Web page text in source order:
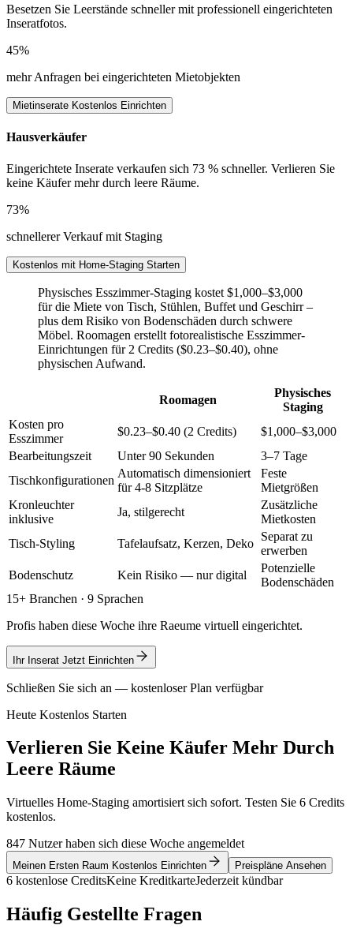
Besetzen Sie Leerstände schneller mit professionell eingerichteten
Inseratfotos.
45%
mehr Anfragen bei eingerichteten Mietobjekten
Mietinserate Kostenlos Einrichten
Hausverkäufer
Eingerichtete Inserate verkaufen sich 73 % schneller. Verlieren Sie
keine Käufer mehr durch leere Räume.
73%
schnellerer Verkauf mit Staging
Kostenlos mit Home-Staging Starten
Physisches Esszimmer-Staging kostet $1,000–$3,000
für die Miete von Tisch, Stühlen, Buffet und Geschirr –
plus dem Risiko von Bodenschäden durch schwere
Möbel. Roomagen erstellt fotorealistische Esszimmer-
Einrichtungen für 2 Credits ($0.23–$0.40), ohne
physischen Aufwand.
Roomagen
Physisches
Staging
Kosten pro
Esszimmer
$0.23–$0.40 (2 Credits)
$1,000–$3,000
Bearbeitungszeit
Unter 90 Sekunden
3–7 Tage
Tischkonfigurationen
Automatisch dimensioniert
für 4-8 Sitzplätze
Feste
Mietgrößen
Kronleuchter
inklusive
Ja, stilgerecht
Zusätzliche
Mietkosten
Tisch-Styling
Tafelaufsatz, Kerzen, Deko
Separat zu
erwerben
Bodenschutz
Kein Risiko — nur digital
Potenzielle
Bodenschäden
15+ Branchen · 9 Sprachen
Profis haben diese Woche ihre Raeume virtuell eingerichtet.
Ihr Inserat Jetzt Einrichten
Schließen Sie sich an — kostenloser Plan verfügbar
Heute Kostenlos Starten
Verlieren Sie Keine Käufer Mehr Durch
Leere Räume
Virtuelles Home-Staging amortisiert sich sofort. Testen Sie 6 Credits
kostenlos.
847 Nutzer haben sich diese Woche angemeldet
Meinen Ersten Raum Kostenlos Einrichten Preispläne Ansehen
6 kostenlose CreditsKeine KreditkarteJederzeit kündbar
Häufig Gestellte Fragen